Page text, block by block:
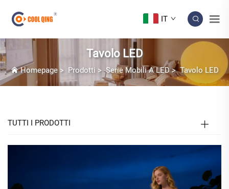
IT
Tavolo LED
Homepage> Prodotti >Serie Mobili A LED>Tavolo LED
TUTTI I PRODOTTI